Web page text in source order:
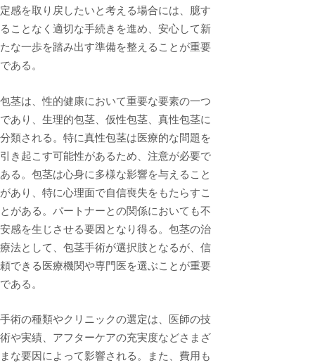
定感を取り戻したいと考える場合には、臆す
ることなく適切な手続きを進め、安心して新
たな一歩を踏み出す準備を整えることが重要
である。
包茎は、性的健康において重要な要素の一つ
であり、生理的包茎、仮性包茎、真性包茎に
分類される。特に真性包茎は医療的な問題を
引き起こす可能性があるため、注意が必要で
ある。包茎は心身に多様な影響を与えること
があり、特に心理面で自信喪失をもたらすこ
とがある。パートナーとの関係においても不
安感を生じさせる要因となり得る。包茎の治
療法として、包茎手術が選択肢となるが、信
頼できる医療機関や専門医を選ぶことが重要
である。
手術の種類やクリニックの選定は、医師の技
術や実績、アフターケアの充実度などさまざ
まな要因によって影響される。また、費用も